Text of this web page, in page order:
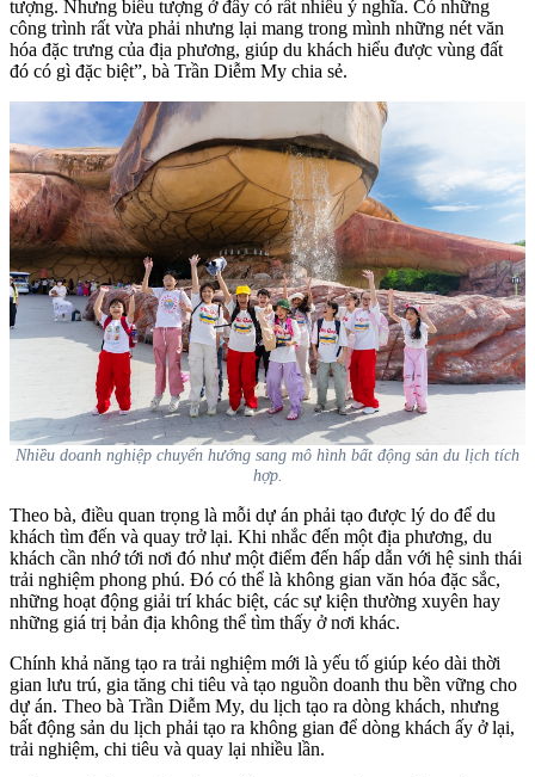
tượng. Nhưng biểu tượng ở đây có rất nhiều ý nghĩa. Có những
công trình rất vừa phải nhưng lại mang trong mình những nét văn
hóa đặc trưng của địa phương, giúp du khách hiểu được vùng đất
đó có gì đặc biệt”, bà Trần Diễm My chia sẻ.
Nhiều doanh nghiệp chuyển hướng sang mô hình bất động sản du lịch tích
hợp.
Theo bà, điều quan trọng là mỗi dự án phải tạo được lý do để du
khách tìm đến và quay trở lại. Khi nhắc đến một địa phương, du
khách cần nhớ tới nơi đó như một điểm đến hấp dẫn với hệ sinh thái
trải nghiệm phong phú. Đó có thể là không gian văn hóa đặc sắc,
những hoạt động giải trí khác biệt, các sự kiện thường xuyên hay
những giá trị bản địa không thể tìm thấy ở nơi khác.
Chính khả năng tạo ra trải nghiệm mới là yếu tố giúp kéo dài thời
gian lưu trú, gia tăng chi tiêu và tạo nguồn doanh thu bền vững cho
dự án. Theo bà Trần Diễm My, du lịch tạo ra dòng khách, nhưng
bất động sản du lịch phải tạo ra không gian để dòng khách ấy ở lại,
trải nghiệm, chi tiêu và quay lại nhiều lần.